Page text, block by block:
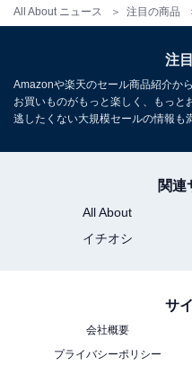
All About ニュース 注目の商品
注
Amazonや楽天のセール商品紹介か
お買いものがもっと楽しく、もっ
逃したくない大規模セールの情報も
関連
All About
イチオシ
サ
会社概要
プライバシーポリシー